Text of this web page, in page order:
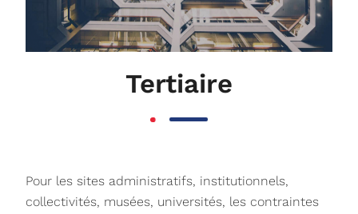
Tertiaire
Pour les sites administratifs, institutionnels,
collectivités, musées, universités, les contraintes